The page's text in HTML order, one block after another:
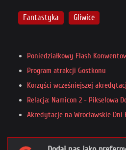
Fantastyka Gliwice
Poniedziałkowy Flash
Program atrakcji Gostkonu
Korzyści wcześniejszej
Relacja: Namicon 2 - Pikselowa
Akredytacje na Wrocławskie